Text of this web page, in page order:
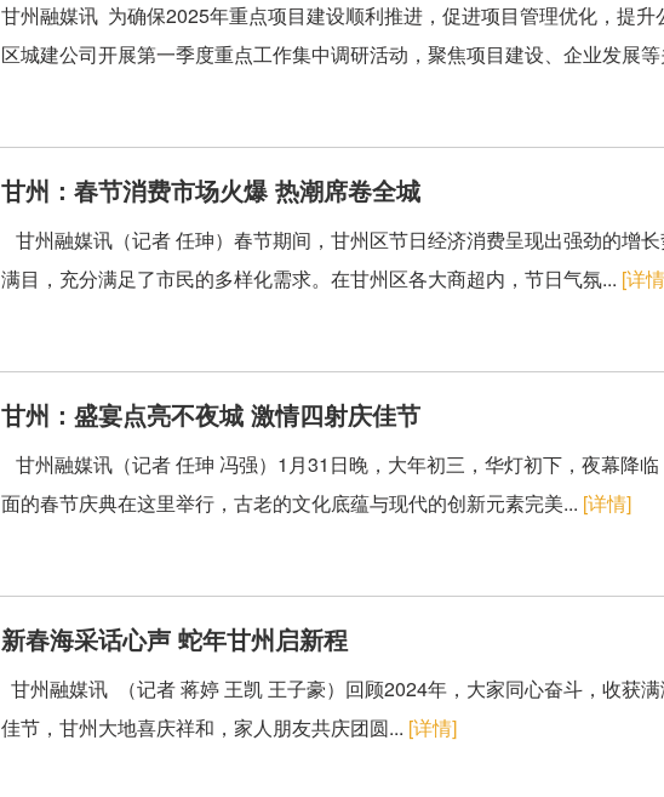
甘州融媒讯 为确保2025年重点项目建设顺利推进，促进项目管理优化，提
区城建公司开展第一季度重点工作集中调研活动，聚焦项目建设、企业发展等
甘州：春节消费市场火爆 热潮席卷全城
甘州融媒讯（记者 任珅）春节期间，甘州区节日经济消费呈现出强劲的增
满目，充分满足了市民的多样化需求。在甘州区各大商超内，节日气氛... [详
甘州：盛宴点亮不夜城 激情四射庆佳节
甘州融媒讯（记者 任珅 冯强）1月31日晚，大年初三，华灯初下，夜幕降
面的春节庆典在这里举行，古老的文化底蕴与现代的创新元素完美... [详情]
新春海采话心声 蛇年甘州启新程
甘州融媒讯 （记者 蒋婷 王凯 王子豪）回顾2024年，大家同心奋斗，收获
佳节，甘州大地喜庆祥和，家人朋友共庆团圆... [详情]